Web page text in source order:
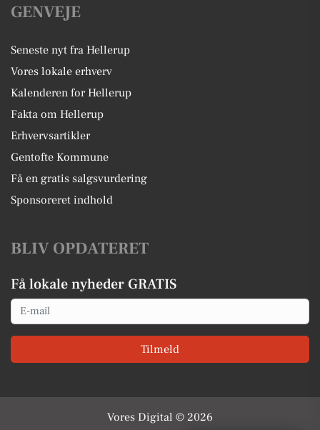
GENVEJE
Seneste nyt fra Hellerup
Vores lokale erhverv
Kalenderen for Hellerup
Fakta om Hellerup
Erhvervsartikler
Gentofte Kommune
Få en gratis salgsvurdering
Sponsoreret indhold
BLIV OPDATERET
Få lokale nyheder GRATIS
Email
Tilmeld
Vores Digital © 2026